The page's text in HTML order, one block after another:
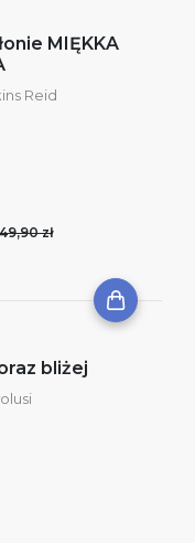
MIĘKKA
Reid
49,90 zł
bliżej